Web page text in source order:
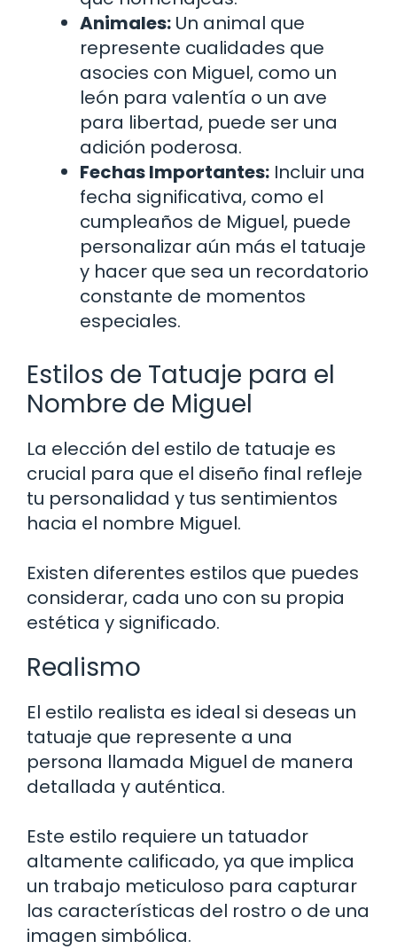
Animales: Un animal que
represente cualidades que
asocies con Miguel, como un
león para valentía o un ave
para libertad, puede ser una
adición poderosa.
Fechas Importantes: Incluir una
fecha significativa, como el
cumpleaños de Miguel, puede
personalizar aún más el tatuaje
y hacer que sea un recordatorio
constante de momentos
especiales.
Estilos de Tatuaje para el
Nombre de Miguel
La elección del estilo de tatuaje es
crucial para que el diseño final refleje
tu personalidad y tus sentimientos
hacia el nombre Miguel.
Existen diferentes estilos que puedes
considerar, cada uno con su propia
estética y significado.
Realismo
El estilo realista es ideal si deseas un
tatuaje que represente a una
persona llamada Miguel de manera
detallada y auténtica.
Este estilo requiere un tatuador
altamente calificado, ya que implica
un trabajo meticuloso para capturar
las características del rostro o de una
imagen simbólica.